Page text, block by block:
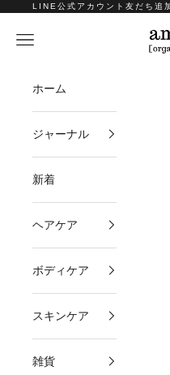
コンテンツへスキップ
LINE公式アカウント友だち追
メニュー
ホーム
ジャーナル
新着
ヘアケア
ボディケア
スキンケア
雑貨